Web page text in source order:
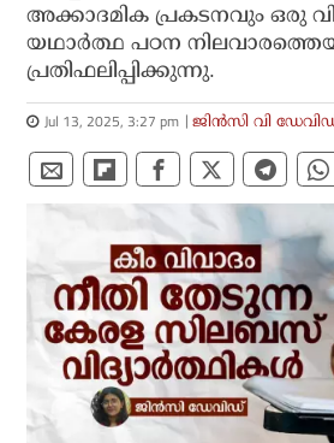
അക്കാദമിക പ്രകടനവും ഒരു
യഥാർത്ഥ പഠന
പ്രതിഫലിപ്പിക്കുന്നു.
Jul 13, 2025, 3:27 pm ജിൻസി വി